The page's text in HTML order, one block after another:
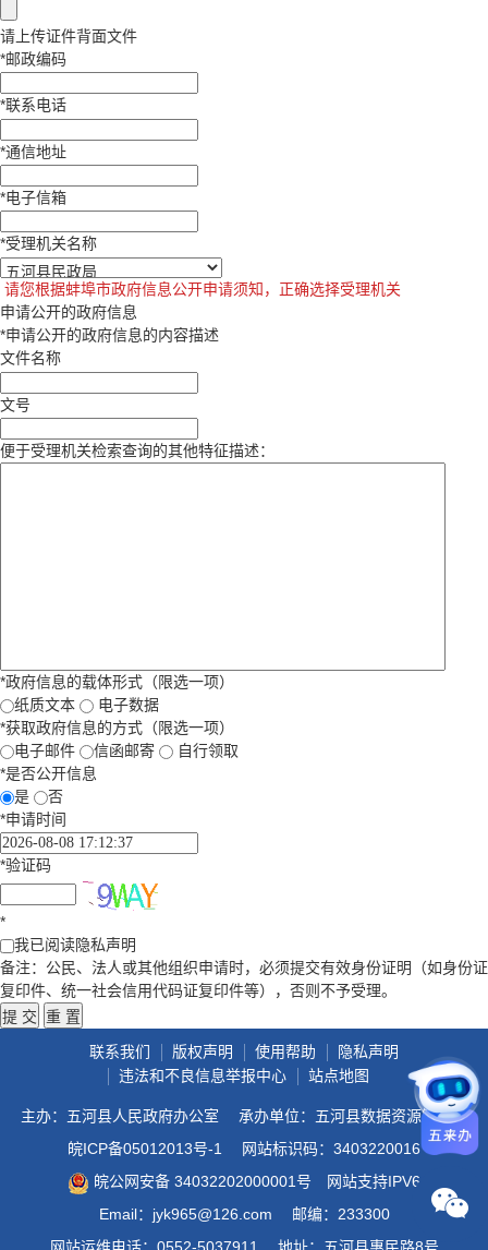
请上传证件背面文件
*邮政编码
*联系电话
*通信地址
*电子信箱
*受理机关名称
请您根据蚌埠市政府信息公开申请须知，正确选择受理机关
申请公开的政府信息
*申请公开的政府信息的内容描述
文件名称
文号
便于受理机关检索查询的其他特征描述：
*政府信息的载体形式（限选一项）
纸质文本
电子数据
*获取政府信息的方式（限选一项）
电子邮件
信函邮寄
自行领取
*是否公开信息
是
否
*申请时间
*验证码
*
我已阅读隐私声明
备注：公民、法人或其他组织申请时，必须提交有效身份证明（如身份证
复印件、统一社会信用代码证复印件等），否则不予受理。
联系我们 版权声明 使用帮助
隐私声明
违法和不良信息举报中心
站点地图
主办：五河县人民政府办公室
承办单位：五河县数据资源管理局
皖ICP备05012013号-1
网站标识码：3403220016
皖公网安备 34032202000001号
网站支持IPV6
Email：jyk965@126.com
邮编：233300